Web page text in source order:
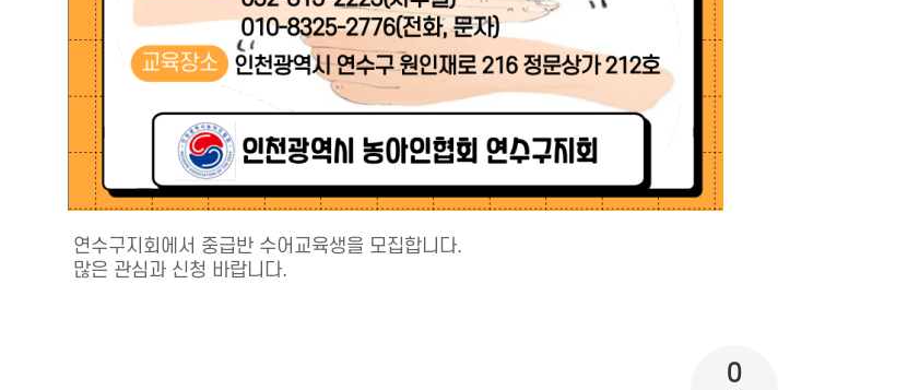
연수구지회에서 중급반 수어교육생을 모집합니다.
많은 관심과 신청 바랍니다.
0